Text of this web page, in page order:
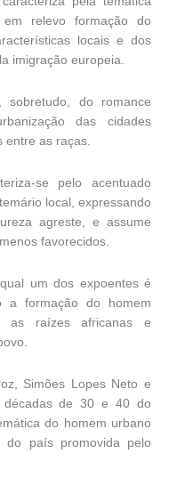
em relevo formação do
locais e dos
imigração europeia.
sobretudo, do romance
das cidades
entre as raças.
se pelo acentuado
local, expressando
agreste, e assume
favorecidos.
um dos expoentes é
a formação do homem
as raízes africanas e
Simões Lopes Neto e
décadas de 30 e 40 do
do homem urbano
do país promovida pelo